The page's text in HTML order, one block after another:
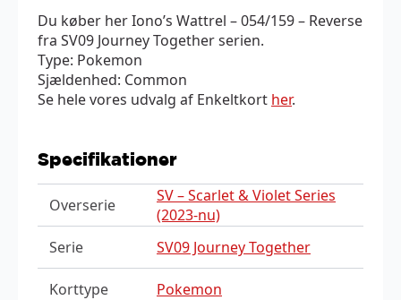
Du køber her Iono’s Wattrel – 054/159 – Reverse
fra SV09 Journey Together serien.
Type: Pokemon
Sjældenhed: Common
Se hele vores udvalg af Enkeltkort her.
Specifikationer
Overserie
SV – Scarlet & Violet Series
(2023-nu)
Serie
SV09 Journey Together
Korttype Pokemon